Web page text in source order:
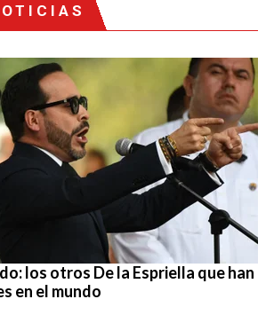
los otros De la Espriella que han
en el mundo